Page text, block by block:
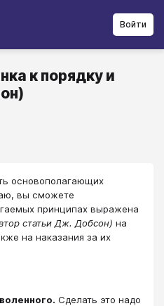
Войти
к порядку и
основополагающих
вы сможете
принципах выражена
статьи Дж. Добсон) на
на наказания за их
Сделать это надо